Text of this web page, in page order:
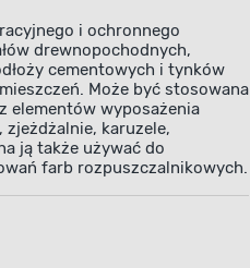
i ochronnego
drewnopochodnych,
cementowych i tynków
Może być stosowana
elementów wyposażenia
karuzele,
ją także używać do
farb rozpuszczalnikowych.